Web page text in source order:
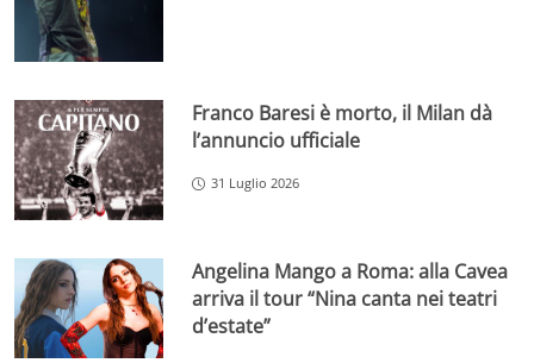
Franco Baresi è morto, il Milan dà
l’annuncio ufficiale
31 Luglio 2026
Angelina Mango a Roma: alla Cavea
arriva il tour “Nina canta nei teatri
d’estate”